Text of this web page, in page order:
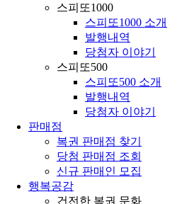
스피또1000
스피또1000 소개
발행내역
당첨자 이야기
스피또500
스피또500 소개
발행내역
당첨자 이야기
판매점
복권 판매점 찾기
당첨 판매점 조회
신규 판매인 모집
행복공감
건전한 복권 문화